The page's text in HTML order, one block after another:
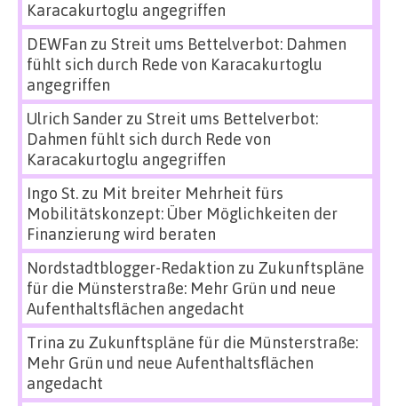
Karacakurtoglu angegriffen
DEWFan zu Streit ums Bettelverbot: Dahmen
fühlt sich durch Rede von Karacakurtoglu
angegriffen
Ulrich Sanderzu Streit ums Bettelverbot:
Dahmen fühlt sich durch Rede von
Karacakurtoglu angegriffen
Ingo St.zu Mit breiter Mehrheit fürs
Mobilitätskonzept: Über Möglichkeiten der
Finanzierung wird beraten
Nordstadtblogger-Redaktion zu Zukunftspläne
für die Münsterstraße: Mehr Grün und neue
Aufenthaltsflächen angedacht
Trina zu Zukunftspläne für die Münsterstraße:
Mehr Grün und neue Aufenthaltsflächen
angedacht